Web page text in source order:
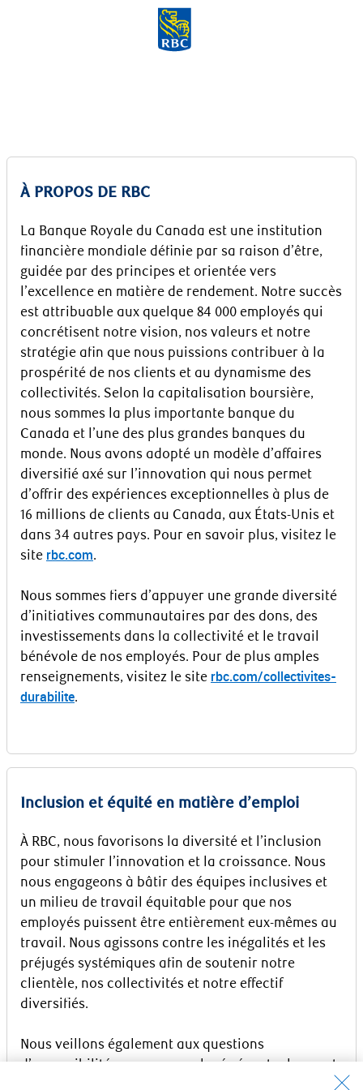
Skip to main content
À PROPOS DE RBC
La Banque Royale du Canada est une institution
financière mondiale définie par sa raison d’être,
guidée par des principes et orientée vers
l’excellence en matière de rendement. Notre succès
est attribuable aux quelque 84 000 employés qui
concrétisent notre vision, nos valeurs et notre
stratégie afin que nous puissions contribuer à la
prospérité de nos clients et au dynamisme des
collectivités. Selon la capitalisation boursière,
nous sommes la plus importante banque du
Canada et l’une des plus grandes banques du
monde. Nous avons adopté un modèle d’affaires
diversifié axé sur l’innovation qui nous permet
d’offrir des expériences exceptionnelles à plus de
16 millions de clients au Canada, aux États-Unis et
dans 34 autres pays. Pour en savoir plus, visitez le
site rbc.com.
Nous sommes fiers d’appuyer une grande diversité
d’initiatives communautaires par des dons, des
investissements dans la collectivité et le travail
bénévole de nos employés. Pour de plus amples
renseignements, visitez le site rbc.com/collectivites-
durabilite.
Inclusion et équité en matière d’emploi
À RBC, nous favorisons la diversité et l’inclusion
pour stimuler l’innovation et la croissance. Nous
nous engageons à bâtir des équipes inclusives et
un milieu de travail équitable pour que nos
employés puissent être entièrement eux-mêmes au
travail. Nous agissons contre les inégalités et les
préjugés systémiques afin de soutenir notre
clientèle, nos collectivités et notre effectif
diversifiés.
Nous veillons également aux questions
d’accessibilité pour nos employés éventuels ayant